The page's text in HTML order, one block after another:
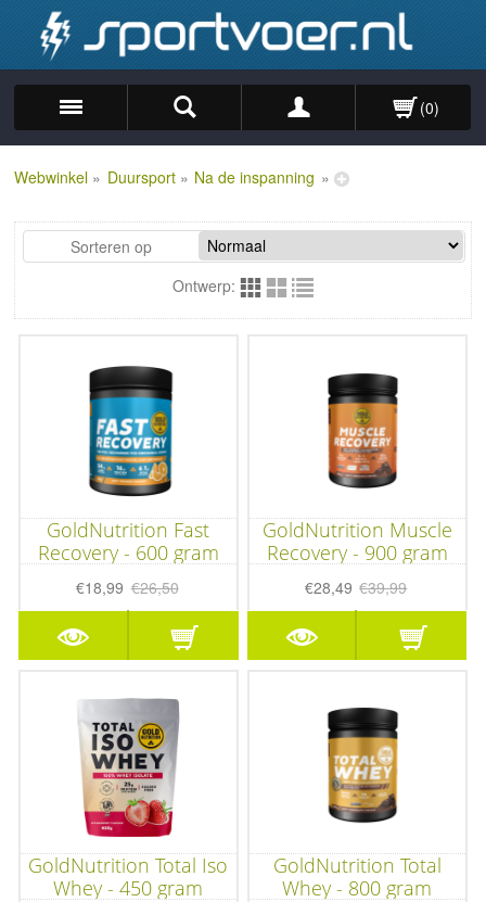
(0)
Webwinkel » Duursport» Na de inspanning »
Sorteren op
Ontwerp:
GoldNutrition Fast
Recovery - 600 gram
€18,99 €26,50
GoldNutrition Muscle
Recovery - 900 gram
€28,49 €39,99
GoldNutrition Total Iso
Whey - 450 gram
GoldNutrition Total
Whey - 800 gram